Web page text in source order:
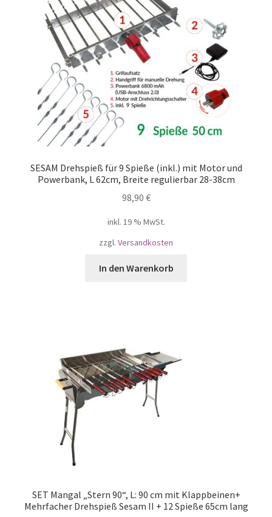
SESAM Drehspieß für 9 Spieße (inkl.) mit Motor und
Powerbank, L 62cm, Breite regulierbar 28-38cm
98,90 €
inkl. 19 % MwSt.
zzgl. Versandkosten
In den Warenkorb
SET Mangal „Stern 90“, L: 90 cm mit Klappbeinen+
Mehrfacher Drehspieß Sesam II + 12 Spieße 65cm lang